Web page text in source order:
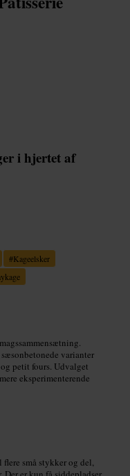
i hjertet af
#Kageelsker
varianter
petit fours. Udvalget
eksperimenterende
små stykker og del,